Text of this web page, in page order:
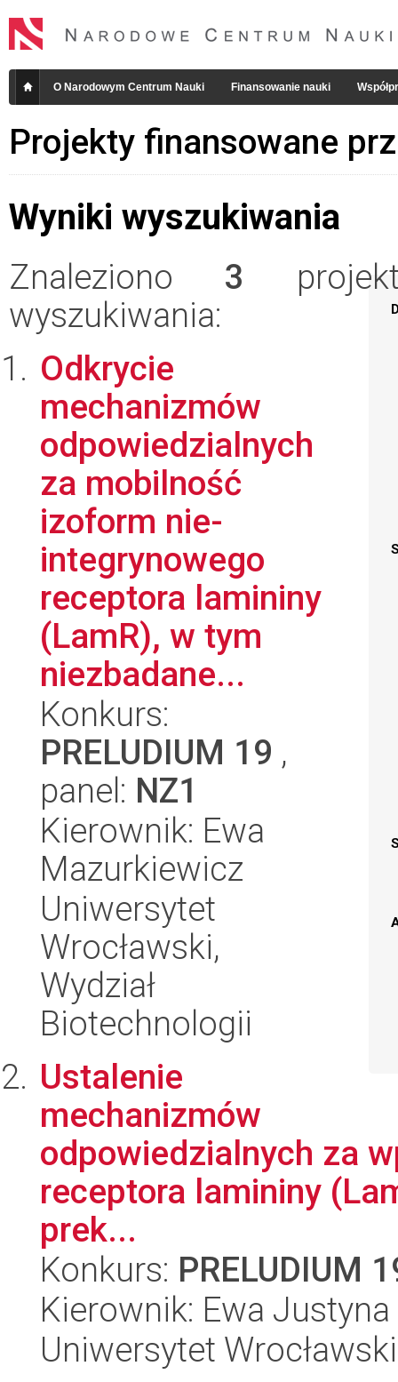
O Narodowym Centrum Nauki Finansowanie nauki
Projekty finansowane
Wyniki wyszukiwania
Znaleziono 3
wyszukiwania:
Odkrycie
mechanizmów
odpowiedzialnych
za mobilność
izoform nie-
integrynowego
receptora lamininy
(LamR), w tym
niezbadane...
Konkurs:
PRELUDIUM 19 ,
panel: NZ1
Kierownik: Ewa
Mazurkiewicz
Uniwersytet
Wrocławski,
Wydział
Biotechnologii
Ustalenie
mechanizmów
odpowiedzialnych za
receptora lamininy
prek...
Konkurs: PRELUDIUM
Kierownik: Ewa
Uniwersytet